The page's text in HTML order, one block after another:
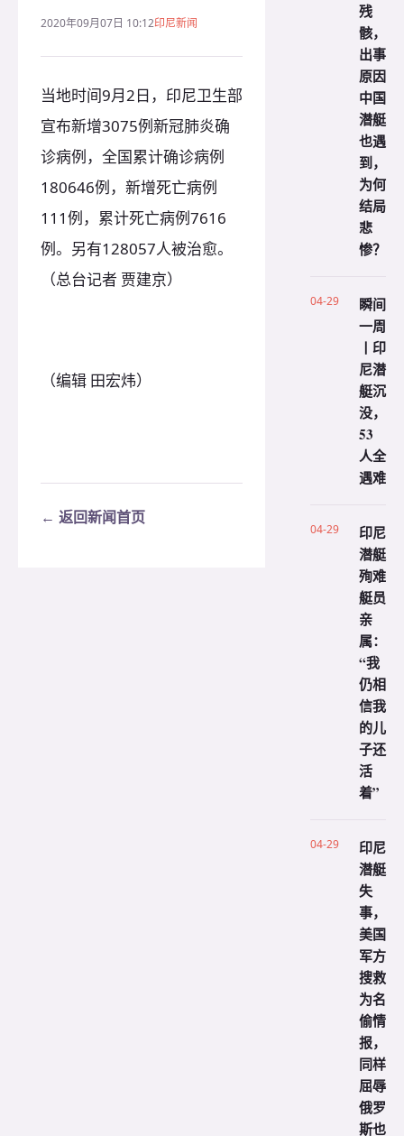
2020年09月07日 10:12印尼新闻
当地时间9月2日，印尼卫生部
宣布新增3075例新冠肺炎确
诊病例，全国累计确诊病例
180646例，新增死亡病例
111例，累计死亡病例7616
例。另有128057人被治愈。
（总台记者 贾建京）
（编辑 田宏炜）
← 返回新闻首页
残
骸，
出事
原因
中国
潜艇
也遇
到，
为何
结局
悲
惨？
04-29
瞬间
一周
丨印
尼潜
艇沉
没，
53
人全
遇难
04-29
印尼
潜艇
殉难
艇员
亲
属：
“我
仍相
信我
的儿
子还
活
着”
04-29
印尼
潜艇
失
事，
美国
军方
搜救
为名
偷情
报，
同样
屈辱
俄罗
斯也